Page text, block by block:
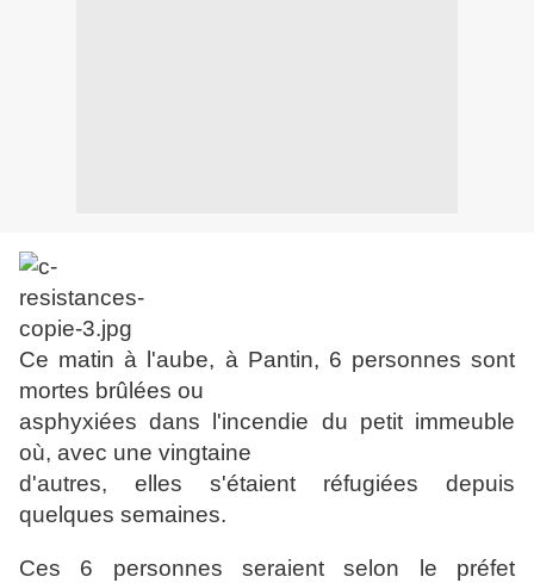
Ce matin à l'aube, à Pantin, 6 personnes sont
mortes brûlées ou
asphyxiées dans l'incendie du petit immeuble
où, avec une vingtaine
d'autres, elles s'étaient réfugiées depuis
quelques semaines.
Ces 6 personnes seraient selon le préfet